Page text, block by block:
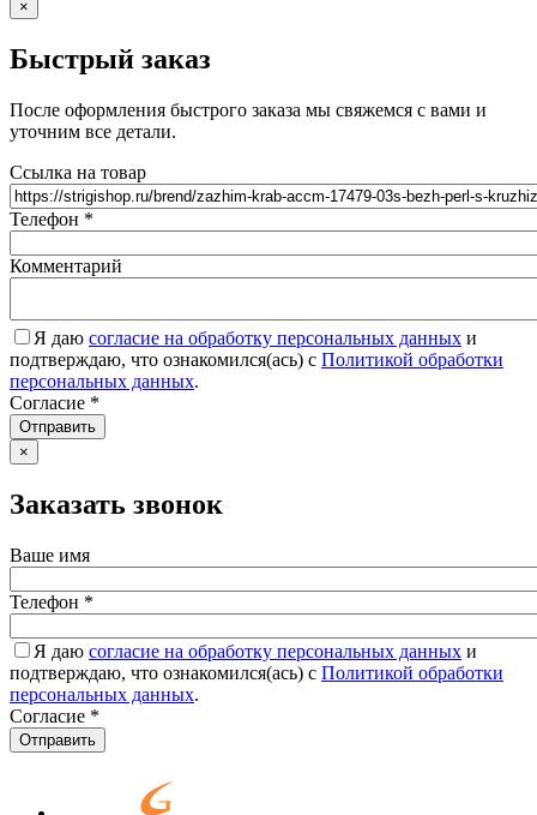
×
Быстрый заказ
После оформления быстрого заказа мы свяжемся с вами и
уточним все детали.
Ссылка на товар
Телефон *
Комментарий
Я даю согласие на обработку персональных данных и
подтверждаю, что ознакомился(ась) с Политикой обработки
персональных данных.
Согласие *
Отправить
×
Заказать звонок
Ваше имя
Телефон *
Я даю согласие на обработку персональных данных и
подтверждаю, что ознакомился(ась) с Политикой обработки
персональных данных.
Согласие *
Отправить